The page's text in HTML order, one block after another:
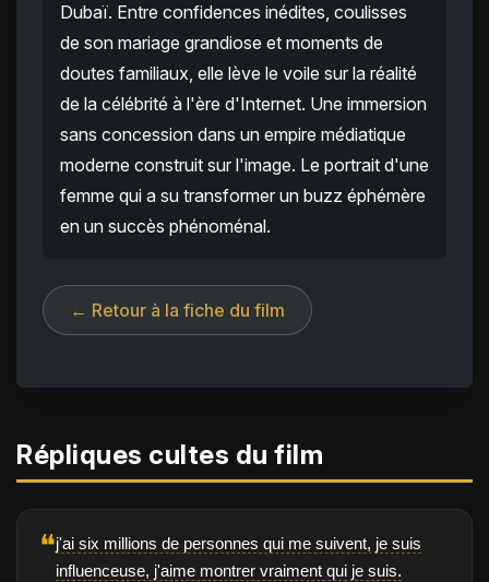
Dubaï. Entre confidences inédites, coulisses
de son mariage grandiose et moments de
doutes familiaux, elle lève le voile sur la réalité
de la célébrité à l'ère d'Internet. Une immersion
sans concession dans un empire médiatique
moderne construit sur l'image. Le portrait d'une
femme qui a su transformer un buzz éphémère
en un succès phénoménal.
← Retour à la fiche du film
Répliques cultes du film
❝j'ai six millions de personnes qui me suivent, je suis
influenceuse, j'aime montrer vraiment qui je suis.